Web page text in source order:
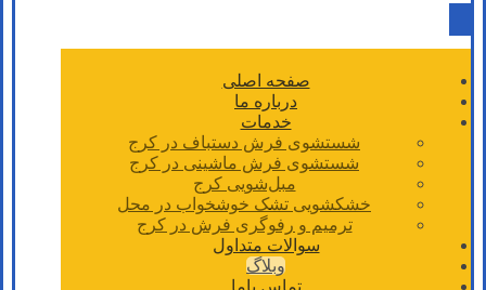
صفحه اصلی
درباره ما
خدمات
شستشوی فرش دستباف در کرج
شستشوی فرش ماشینی در کرج
مبل‌شویی کرج
خشکشویی تشک خوشخواب در محل
ترمیم و رفوگری فرش در کرج
سوالات متداول
وبلاگ
تماس باما